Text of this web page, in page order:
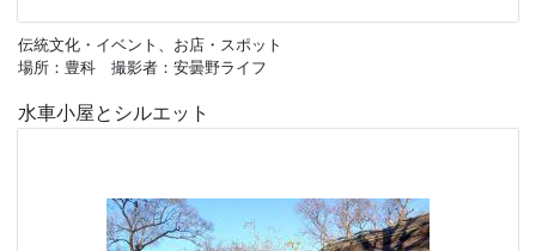
伝統文化・イベント、お店・スポット
場所：豊科 撮影者：安曇野ライフ
水車小屋とシルエット